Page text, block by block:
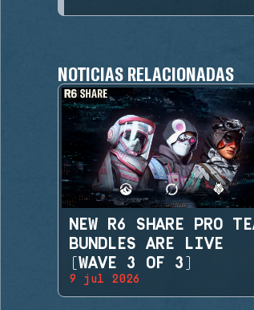
NOTICIAS RELACIONADAS
NEW R6 SHARE PRO
BUNDLES ARE LIVE
(WAVE 3 OF 3)
9 jul 2026